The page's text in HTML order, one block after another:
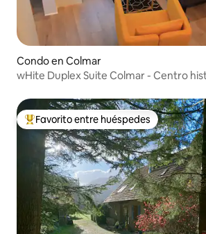
Condo en Colmar
wHite Duplex Suite Colmar - Centro
Favorito entre huéspedes preferido
Favorito entre huéspedes